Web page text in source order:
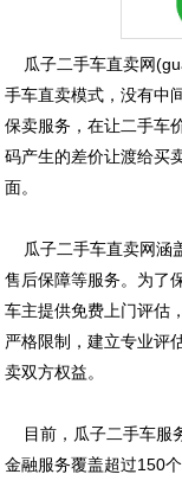
瓜子二手车直卖网
手车直卖模式，没有中
保卖服务，在让二手车
码产生的差价让渡给买
面。
瓜子二手车直卖网涵
售后保障等服务。为了
车主提供免费上门评估
严格限制，建立专业评
卖双方权益。
目前，瓜子二手车服
金融服务覆盖超过150个